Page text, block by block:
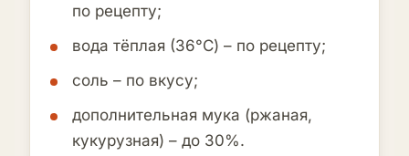
по рецепту;
вода тёплая (36°C) – по рецепту;
соль – по вкусу;
дополнительная мука (ржаная,
кукурузная) – до 30%.